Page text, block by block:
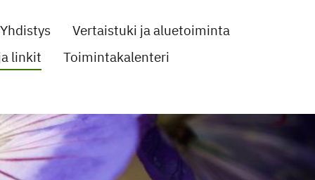
Yhdistys
Vertaistuki ja aluetoiminta
linkit
Toimintakalenteri